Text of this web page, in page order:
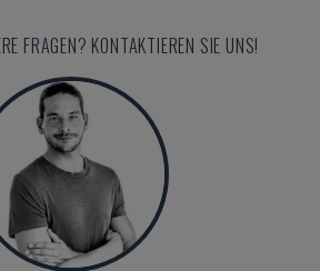
FRAGEN? KONTAKTIEREN SIE UNS!